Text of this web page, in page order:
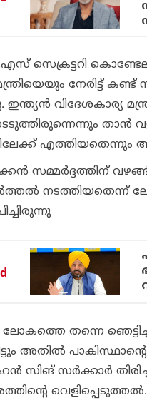
സെക്രട്ടറി
നേരിട്ട്
വിദേശകാര്യ
സമ്മർദ്ദത്തിന്
ലോകത്തെ തന്നെ
അതിൽ
സിങ് സർക്കാർ
വെളിപ്പെടുത്തൽ.